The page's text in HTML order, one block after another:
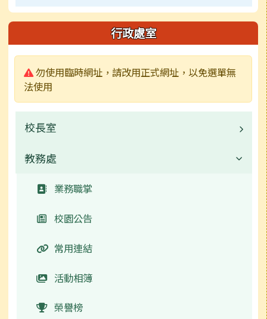
行政處室
警告:
勿使用臨時網址，請改用正式網址，以免選單無
法使用
校長室
業務職掌
個人簡介
教育理念
教務處
業務職掌
校園公告
常用連結
活動相簿
榮譽榜